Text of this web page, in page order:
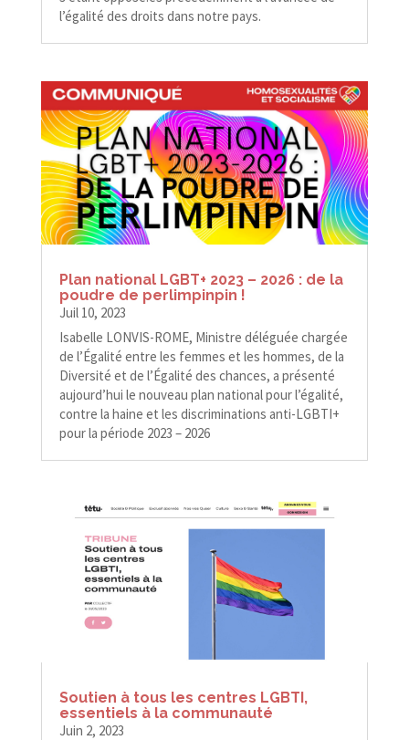
l’égalité des droits dans notre pays.
Plan national LGBT+ 2023 – 2026 : de la
poudre de perlimpinpin !
Juil 10, 2023
Isabelle LONVIS-​​ROME, Ministre déléguée chargée
de l’Égalité entre les femmes et les hommes, de la
Diversité et de l’Égalité des chances, a présenté
aujourd’hui le nouveau plan national pour l’égalité,
contre la haine et les discriminations anti-​​LGBTI+
pour la période 2023 – 2026
Soutien à tous les centres LGBTI,
essentiels à la communauté
Juin 2, 2023